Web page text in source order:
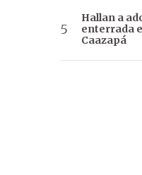
Hallan a
enterrada
Caazapá